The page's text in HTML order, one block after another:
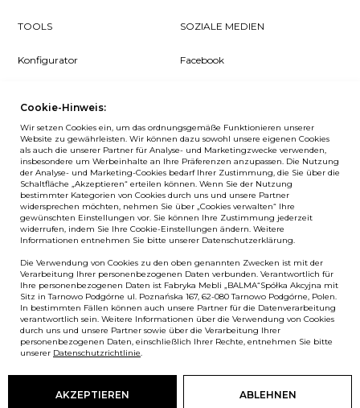
TOOLS
Konfigurator
Downloads
Log in
SOZIALE MEDIEN
Facebook
LinkedIn
NEWSLETTER
Wenn Sie als Erster über Neuigkeiten bei Balma informiert
Newsletter!
ANMELDEN
European Union
Cookie-Hinweis:
Wir setzen Cookies ein, um das ordnungsgemäße Funktionieren unserer
Website zu gewährleisten. Wir können dazu sowohl unsere eigenen Cookies
als auch die unserer Partner für Analyse- und Marketingzwecke verwenden,
insbesondere um Werbeinhalte an Ihre Präferenzen anzupassen. Die Nutzung
der Analyse- und Marketing-Cookies bedarf Ihrer Zustimmung, die Sie über die
Schaltfläche „Akzeptieren“ erteilen können. Wenn Sie der Nutzung
bestimmter Kategorien von Cookies durch uns und unsere Partner
widersprechen möchten, nehmen Sie über „Cookies verwalten“ Ihre
gewünschten Einstellungen vor. Sie können Ihre Zustimmung jederzeit
widerrufen, indem Sie Ihre Cookie-Einstellungen ändern. Weitere
Informationen entnehmen Sie bitte unserer Datenschutzerklärung.
Die Verwendung von Cookies zu den oben genannten Zwecken ist mit der
Verarbeitung Ihrer personenbezogenen Daten verbunden. Verantwortlich für
Ihre personenbezogenen Daten ist Fabryka Mebli „BALMA“Spółka Akcyjna mit
Sitz in Tarnowo Podgórne ul. Poznańska 167, 62-080 Tarnowo Podgórne, Polen.
In bestimmten Fällen können auch unsere Partner für die Datenverarbeitung
verantwortlich sein. Weitere Informationen über die Verwendung von Cookies
durch uns und unsere Partner sowie über die Verarbeitung Ihrer
personenbezogenen Daten, einschließlich Ihrer Rechte, entnehmen Sie bitte
unserer Datenschutzrichtlinie.
AKZEPTIEREN ABLEHNEN